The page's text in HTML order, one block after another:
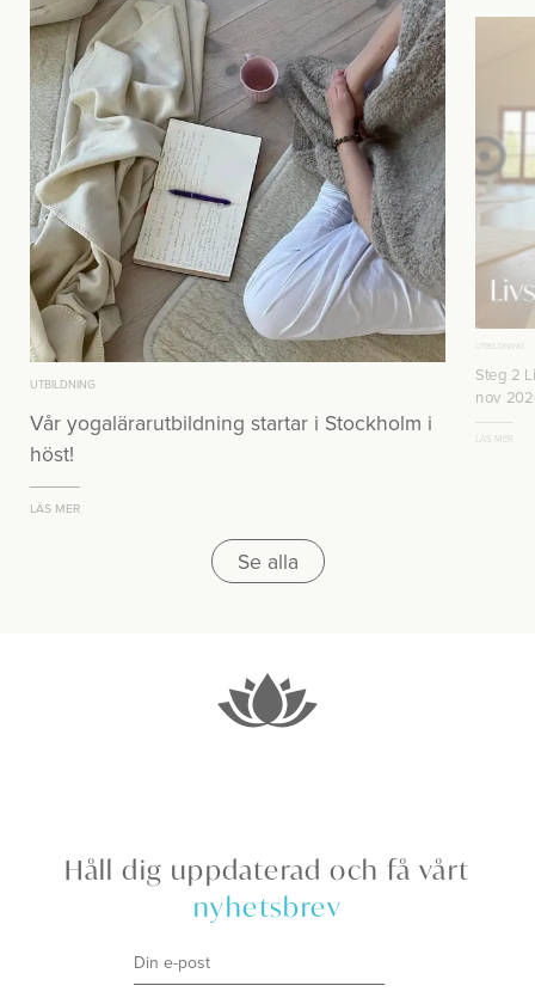
UTBILDNING
Vår yogalärarutbildning startar i Stockholm i
höst!
LÄS MER
UTBILDNING
Steg 2
nov
LÄS MER
Se alla
Håll dig uppdaterad och få vårt
nyhetsbrev